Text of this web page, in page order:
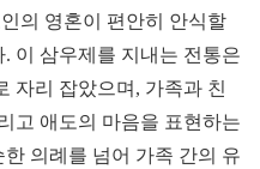
의 영혼이 편안히 안식할
이 삼우제를 지내는 전통은
자리 잡았으며, 가족과 친
고 애도의 마음을 표현하는
의례를 넘어 가족 간의 유